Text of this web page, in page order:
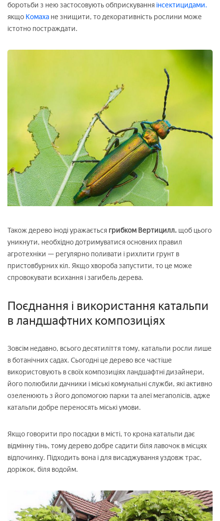
боротьби з нею застосовують обприскування інсектицидами.
якщо Комаха не знищити, то декоративність рослини може
істотно постраждати.
Також дерево іноді уражається грибком Вертицилл. щоб цього
уникнути, необхідно дотримуватися основних правил
агротехніки — регулярно поливати і рихлити грунт в
пристовбурних кіл. Якщо хвороба запустити, то це може
спровокувати всихання і загибель дерева.
Поєднання і використання катальпи
в ландшафтних композиціях
Зовсім недавно, всього десятиліття тому, катальпи росли лише
в ботанічних садах. Сьогодні це дерево все частіше
використовують в своїх композиціях ландшафтні дизайнери,
його полюбили дачники і міські комунальні служби, які активно
озеленюють з його допомогою парки та алеї мегаполісів, адже
катальпи добре переносять міські умови.
Якщо говорити про посадки в місті, то крона катальпи дає
відмінну тінь, тому дерево добре садити біля лавочок в місцях
відпочинку. Підходить вона і для висаджування уздовж трас,
доріжок, біля водойм.